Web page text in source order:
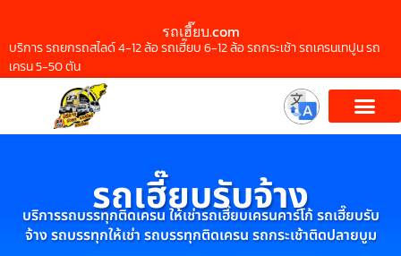
รถเฮี๊ยบ.com
บริการ รถยกรถสไลด์ 4-12 ล้อ รถเฮี๊ยบ 6-12 ล้อ รถกระเช้า รถเครนเทปูน รถ
เครน 5-50 ตัน
รถเฮี๊ยบรับจ้าง
บริการรถบรรทุกติดเครน ให้เช่ารถเฮี๊ยบเครนคาร์โก้ รถเฮี๊ยบรับ
จ้าง รถบรรทุกให้เช่า รถบรรทุกติดเครน รถกระเช้าติดปลายบูม